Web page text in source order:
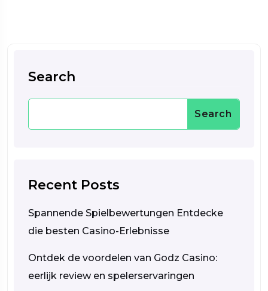
Search
Search
Recent Posts
Spannende Spielbewertungen Entdecke
die besten Casino-Erlebnisse
Ontdek de voordelen van Godz Casino:
eerlijk review en spelerservaringen